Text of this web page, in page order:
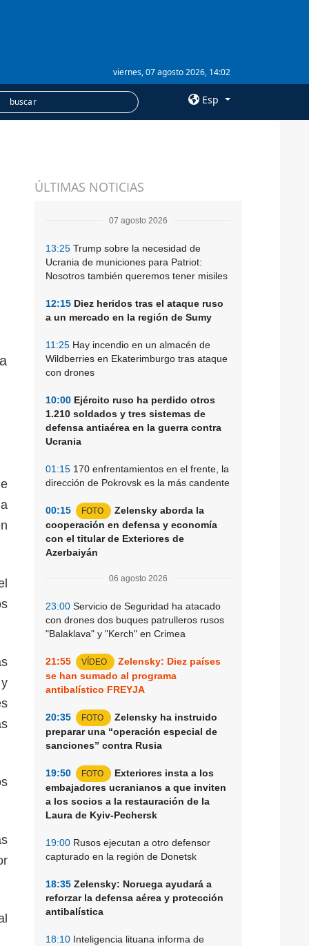
viernes, 07 agosto 2026, 14:02
Esp
Suscripción
ÚLTIMAS NOTICIAS
07 agosto 2026
13:25 Trump sobre la necesidad de
Ucrania de municiones para Patriot:
Nosotros también queremos tener misiles
12:15 Diez heridos tras el ataque ruso
a un mercado en la región de Sumy
11:25 Hay incendio en un almacén de
Wildberries en Ekaterimburgo tras ataque
con drones
10:00 Ejército ruso ha perdido otros
1.210 soldados y tres sistemas de
defensa antiaérea en la guerra contra
Ucrania
01:15 170 enfrentamientos en el frente, la
dirección de Pokrovsk es la más candente
00:15 FOTO
Zelensky aborda la
cooperación en defensa y economía
con el titular de Exteriores de
Azerbaiyán
06 agosto 2026
23:00 Servicio de Seguridad ha atacado
con drones dos buques patrulleros rusos
"Balaklava" y "Kerch" en Crimea
21:55 VÍDEO
Zelensky: Diez países
se han sumado al programa
antibalístico FREYJA
20:35 FOTO
Zelensky ha instruido
preparar una “operación especial de
sanciones” contra Rusia
19:50 FOTO
Exteriores insta a los
embajadores ucranianos a que inviten
a los socios a la restauración de la
Laura de Kyiv-Pechersk
19:00 Rusos ejecutan a otro defensor
capturado en la región de Donetsk
18:35 Zelensky: Noruega ayudará a
reforzar la defensa aérea y protección
antibalística
18:10 Inteligencia lituana informa de